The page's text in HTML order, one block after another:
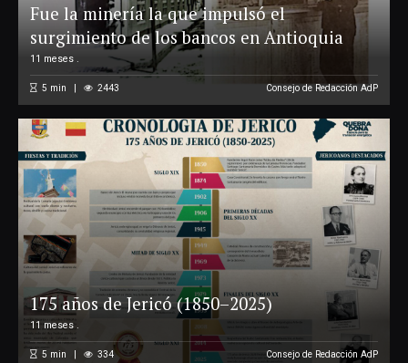
Fue la minería la que impulsó el
surgimiento de los bancos en Antioquia
11 meses .
5 min 2443 Consejo de Redacción AdP
175 años de Jericó (1850–2025)
11 meses .
5 min 334 Consejo de Redacción AdP